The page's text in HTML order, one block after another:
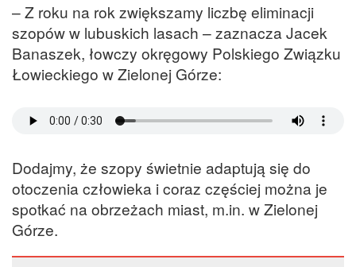
– Z roku na rok zwiększamy liczbę eliminacji
szopów w lubuskich lasach – zaznacza Jacek
Banaszek, łowczy okręgowy Polskiego Związku
Łowieckiego w Zielonej Górze:
Dodajmy, że szopy świetnie adaptują się do
otoczenia człowieka i coraz częściej można je
spotkać na obrzeżach miast, m.in. w Zielonej
Górze.